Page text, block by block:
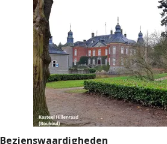
Bezienswaardigheden